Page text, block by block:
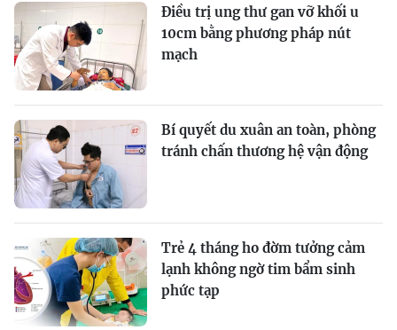
Điều trị ung thư gan vỡ khối u
10cm bằng phương pháp nút
mạch
Bí quyết du xuân an toàn, phòng
tránh chấn thương hệ vận động
Trẻ 4 tháng ho đờm tưởng cảm
lạnh không ngờ tim bẩm sinh
phức tạp